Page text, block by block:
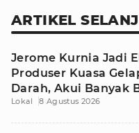
ARTIKEL
Jerome Kurnia Jadi
Produser Kuasa
Darah, Akui Banyak
Lokal 8 Agustus 2026